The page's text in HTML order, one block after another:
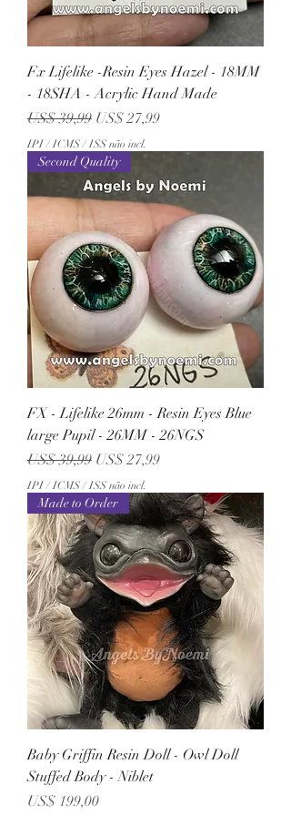
Fx Lifelike -Resin Eyes Hazel - 18MM
- 18SHA - Acrylic Hand Made
Preço normal
US$ 39,99 Preço promocional
US$ 27,99
IPI / ICMS / ISS não incl.
Second Quality
FX - Lifelike 26mm - Resin Eyes Blue
large Pupil - 26MM - 26NGS
Preço normal
US$ 39,99 Preço promocional
US$ 27,99
IPI / ICMS / ISS não incl.
Made to Order
Baby Griffin Resin Doll - Owl Doll
Stuffed Body - Niblet
Preço
US$ 199,00